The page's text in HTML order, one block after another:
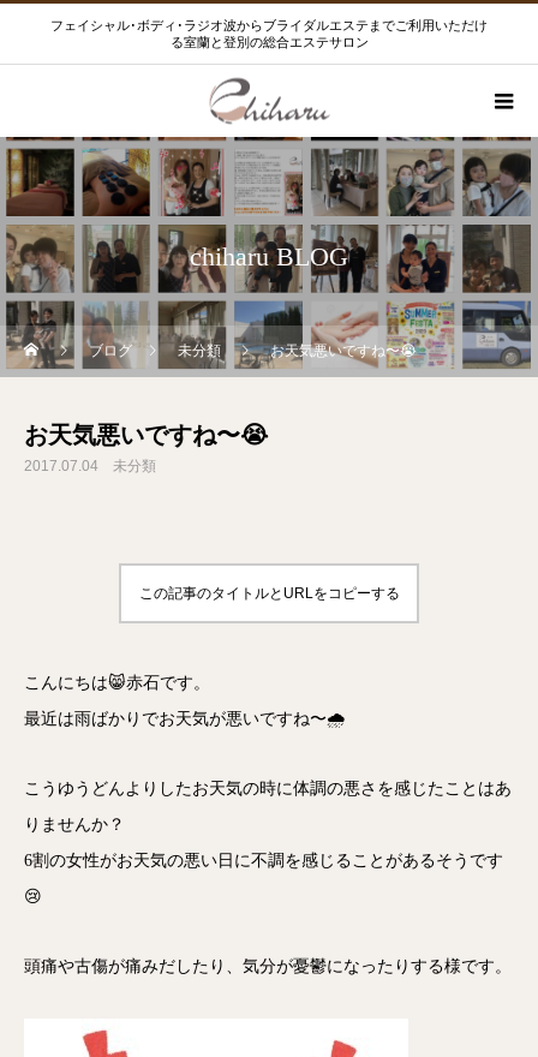
フェイシャル･ボディ･ラジオ波からブライダルエステまでご利用いただけ
る室蘭と登別の総合エステサロン
chiharu BLOG
ブログ 未分類 お天気悪いですね〜😭
お天気悪いですね〜😭
2017.07.04 未分類
この記事のタイトルとURLをコピーする
こんにちは😸赤石です。
最近は雨ばかりでお天気が悪いですね〜🌧
こうゆうどんよりしたお天気の時に体調の悪さを感じたことはあ
りませんか？
6割の女性がお天気の悪い日に不調を感じることがあるそうです
😢
頭痛や古傷が痛みだしたり、気分が憂鬱になったりする様です。